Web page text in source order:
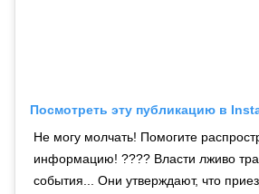
Посмотреть эту публикацию в
Не могу молчать! Помогите
информацию! ???? Власти лживо
события... Они утверждают, что